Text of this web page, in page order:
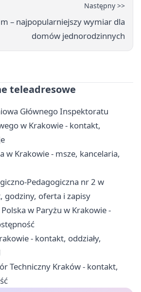
Następny >>
– najpopularniejszy wymiar dla
domów jednorodzinnych
teleadresowe
Głównego Inspektoratu
w Krakowie - kontakt,
w Krakowie - msze, kancelaria,
Pedagogiczna nr 2 w
godziny, oferta i zapisy
w Paryżu w Krakowie -
- kontakt, oddziały,
Techniczny Kraków - kontakt,